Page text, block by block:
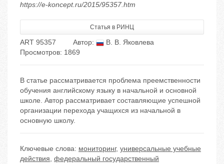
https://e-koncept.ru/2015/95357.htm
Статья в РИНЦ
ART 95357 Автор:
В. В. Яковлева
Просмотров: 1869
В статье рассматривается проблема преемственности
обучения английскому языку в начальной и основной
школе. Автор рассматривает составляющие успешной
организации перехода учащихся из начальной в
основную школу.
Ключевые слова: мониторинг, универсальные учебные
действия, федеральный государственный